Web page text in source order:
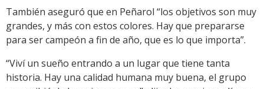
También aseguró que en Peñarol “los objetivos son muy
grandes, y más con estos colores. Hay que prepararse
para ser campeón a fin de año, que es lo que importa”.
“Viví un sueño entrando a un lugar que tiene tanta
historia. Hay una calidad humana muy buena, el grupo